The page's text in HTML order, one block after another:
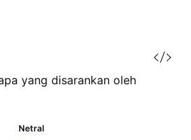
yang disarankan oleh
Netral